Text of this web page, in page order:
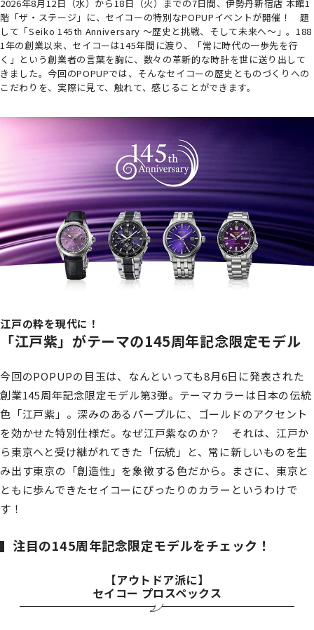
2026年8月12日（水）から18日（火）までの7日間、伊勢丹新宿店 本館1
階「ザ・ステージ」に、セイコーの特別なPOPUPイベントが開催！ 題
して「Seiko 145th Anniversary ～歴史と挑戦、そして未来へ～」。188
1年の創業以来、セイコーは145年間に渡り、「常に時代の一歩先を行
く」という創業者の言葉を胸に、数々の革新的な時計を世に送り出して
きました。今回のPOPUPでは、そんなセイコーの歴史とものづくりへの
こだわりを、実際に見て、触れて、感じることができます。
江戸の粋を現代に！
「江戸紫」がテーマの145周年記念限定モデル
今回のPOPUPの目玉は、なんといっても8月6日に発表された
創業145周年記念限定モデル第3弾。テーマカラーは日本の伝統
色「江戸紫」。深みのあるパープルに、ゴールドのアクセント
を効かせた特別仕様だ。なぜ江戸紫なのか？ それは、江戸か
ら東京へと受け継がれてきた「伝統」と、常に新しいものを生
み出す東京の「創造性」を象徴する色だから。まさに、東京と
ともに歩んできたセイコーにぴったりのカラーというわけで
す！
注目の145周年記念限定モデルをチェック！
【アウトドア派に】
セイコー プロスペックス